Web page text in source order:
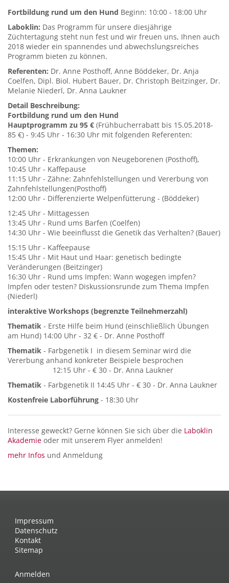
Fortbildung rund um den Hund Beginn: 10:00 - 18:00 Uhr
Laboklin: Das Programm für unsere diesjährige
Züchtertagung steht nun fest und wir freuen uns, Ihnen auch
2018 wieder ein spannendes und abwechslungsreiches
Programm bieten zu können.
Referenten: Dr. Anne Posthoff, Anne Böddeker, Dr. Anja
Coelfen, Dipl. Biol. Hubert Bauer, Dr. Christoph Beitzinger, Dr.
Melanie Niederl, Dr. Anna Laukner
Detail Beschreibung:
Fortbildung rund um den Hund
Hauptprogramm zu 95 € (Frühbucherrabatt bis 15.05.2018-
85 €) - 9:45 Uhr - 16:30 Uhr mit folgenden Referenten:
Themen:
10:00 Uhr - Erkrankungen von Neugeborenen (Posthoff),
10:45 Uhr - Kaffepause
11:15 Uhr - Zähne: Zahnfehlstellungen und Vererbung von
Zahnfehlstellungen(Posthoff)
12:00 Uhr - Differenzierte Welpenfütterung - (Böddeker)
12:45 Uhr - Mittagessen
13:45 Uhr - Rund ums Barfen (Coelfen)
14:30 Uhr - Wie beeinflusst die Genetik das Verhalten? (Bauer)
15:15 Uhr - Kaffeepause
15:45 Uhr - Mit Haut und Haar: genetisch bedingte
Veränderungen (Beitzinger)
16:30 Uhr - Rund ums Impfen: Wann wogegen impfen?
Impfen oder testen? Diskussionsrunde zum Thema Impfen
(Niederl)
interaktive Workshops (begrenzte Teilnehmerzahl)
Thematik - Erste Hilfe beim Hund (einschließlich Übungen
am Hund) 14:00 Uhr - 32 € - Dr. Anne Posthoff
Thematik - Farbgenetik I in diesem Seminar wird die
Vererbung anhand konkreter Beispiele besprochen
12:15 Uhr - € 30 - Dr. Anna Laukner
Thematik - Farbgenetik II 14:45 Uhr - € 30 - Dr. Anna Laukner
Kostenfreie Laborführung - 18:30 Uhr
Interesse geweckt? Gerne können Sie sich über die Laboklin
Akademie oder mit unserem Flyer anmelden!
mehr Infos und Anmeldung
Impressum
Datenschutz
Kontakt
Sitemap
Anmelden